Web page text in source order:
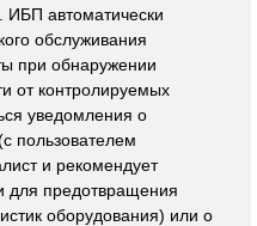
ИБП автоматически
обслуживания
при обнаружении
от контролируемых
уведомления о
пользователем
и рекомендует
для предотвращения
оборудования) или о